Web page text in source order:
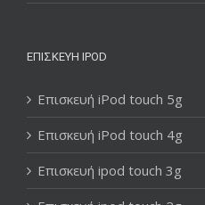
ΕΠΙΣΚΕΥΉ IPOD
Επισκευή iPod touch 5g
Επισκευή iPod touch 4g
Επισκευή ipod touch 3g